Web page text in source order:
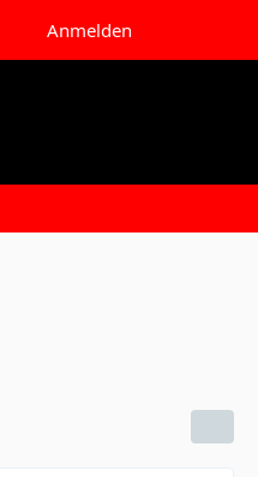
Anmelden